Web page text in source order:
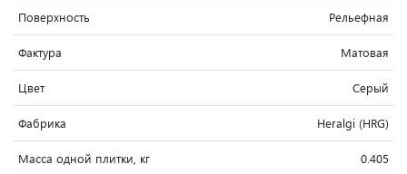
Поверхность Рельефная
Фактура Матовая
Цвет Серый
Фабрика Heralgi (HRG)
Масса одной плитки, кг 0.405